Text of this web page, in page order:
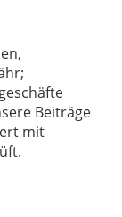
Beiträge
mit